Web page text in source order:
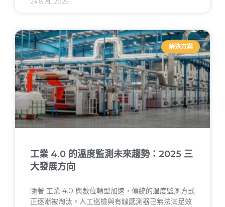
解決方案
工業 4.0 的溫度監測未來趨勢：2025 三
大發展方向
隨著 工業 4.0 與數位轉型加速，傳統的溫度監測方式
正逐漸被淘汰。人工巡檢與有線感測器已無法滿足效